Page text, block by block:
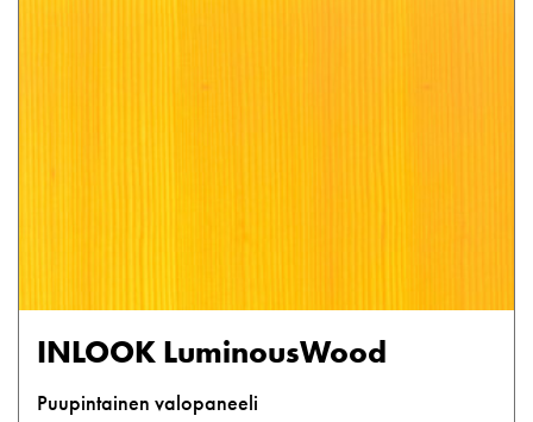
INLOOK LuminousWood
Puupintainen valopaneeli